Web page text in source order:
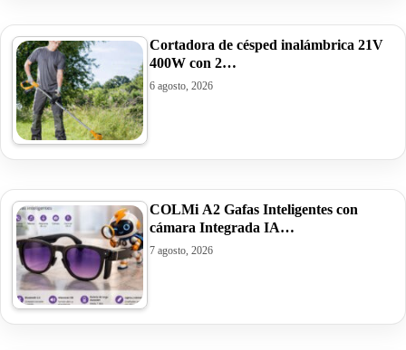
Cortadora de césped inalámbrica 21V
400W con 2…
6 agosto, 2026
COLMi A2 Gafas Inteligentes con
cámara Integrada IA…
7 agosto, 2026